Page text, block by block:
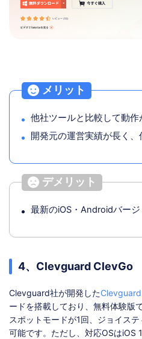
メリット
他社ツールと比較して動作
開発元の運営実績が長く、
デメリット
最新のiOS・Androidバー
4、Clevguard ClevGo
Clevguard社が開発した
ードを搭載しており、無料体験版
スポットモードが1回、ジョイス
可能です。ただし、対応OSはiOS